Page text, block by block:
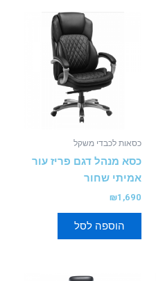
כסאות לכבדי משקל
כסא מנהל דגם פריז עור
אמיתי שחור
₪1,690
הוספה לסל